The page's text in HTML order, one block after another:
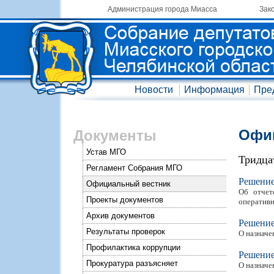
Администрация города Миасса
Новости Информация
Документы
Устав МГО
Регламент Собрания МГО
Официальный вестник
Проекты документов
Архив документов
Результаты проверок
Профилактика коррупции
Прокуратура разъясняет
Об
О
О